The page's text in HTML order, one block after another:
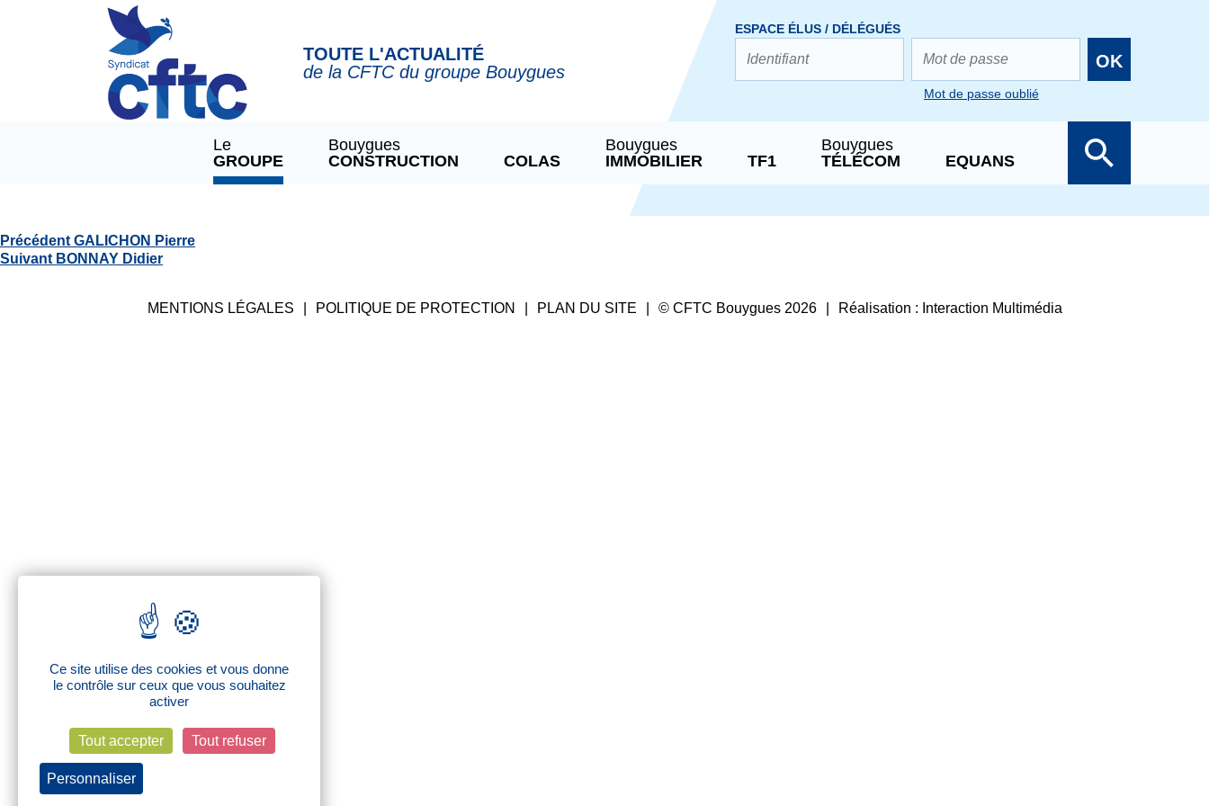
TOUTE L'ACTUALITÉ
de la CFTC du groupe Bouygues
ESPACE ÉLUS / DÉLÉGUÉS
OK
Mot de passe oublié
Le
GROUPE
Bouygues
CONSTRUCTION
COLAS
Bouygues
IMMOBILIER
TF1
Bouygues
TÉLÉCOM
EQUANS
Navigation
de
l’article
Précédent Article
précédent
GALICHON Pierre
Suivant Article
BONNAY Didier
MENTIONS LÉGALES POLITIQUE DE PROTECTION PLAN DU SITE © CFTC Bouygues 2026 Réalisation : Interaction Multimédia
Panneau de gestion des cookies
Ce site utilise des cookies et vous donne
le contrôle sur ceux que vous souhaitez
activer
Tout accepter Tout refuser
Personnaliser